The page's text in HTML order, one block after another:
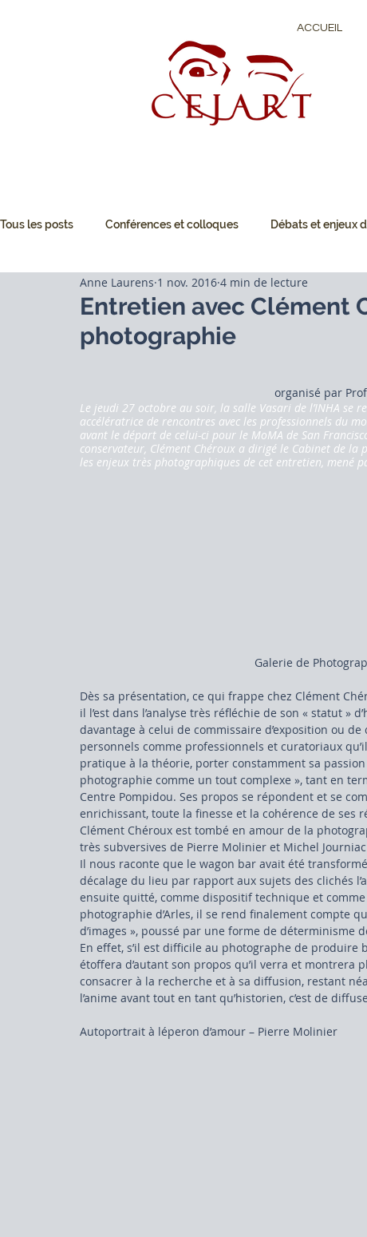
ACCUEIL
Tous les posts Conférences et colloques Débats et enjeux
Droit du marché de l'art Interventions et rencontres profess
Conférences et colloques
Droit du marché de l'art
Entretien avec Clément
photographie
Anne Laurens 1 nov. 2016 4 min de lecture
organisé par
Le jeudi 27 octobre au soir, la salle Vasari de l’INHA se
accélératrice de rencontres avec les professionnels du
avant le départ de celui-ci pour le MoMA de San
conservateur, Clément Chéroux a dirigé le Cabinet de
les enjeux très photographiques de cet entretien, mené
Galerie de
Dès sa présentation, ce qui frappe chez Clément
il l’est dans l’analyse très réfléchie de son « statut »
davantage à celui de commissaire d’exposition ou
personnels comme professionnels et curatoriaux
pratique à la théorie, porter constamment sa
photographie comme un tout complexe », tant en
Centre Pompidou. Ses propos se répondent et se
enrichissant, toute la finesse et la cohérence de ses
Clément Chéroux est tombé en amour de la
très subversives de Pierre Molinier et Michel
Il nous raconte que le wagon bar avait été
décalage du lieu par rapport aux sujets des clichés
ensuite quitté, comme dispositif technique et
photographie d’Arles, il se rend finalement compte
d’images », poussé par une forme de
En effet, s’il est difficile au photographe de
étoffera d’autant son propos qu’il verra et montrera
consacrer à la recherche et à sa diffusion, restant
l’anime avant tout en tant qu’historien, c’est de
Autoportrait à léperon d’amour – Pierre Molinier